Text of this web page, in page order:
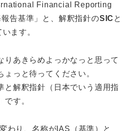
Financial Reporting
告基準」と、解釈指針のSIC と
ます。
りあきらめよっかなっと思って
ょっと待ってください。
と解釈指針（日本でいう適用指
す。
わり、名称がIAS（基準）と